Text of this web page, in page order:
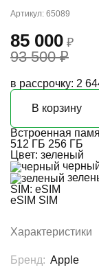
Артикул: 65089
85 000 ₽
93 500 ₽
в рассрочку: 2
В корзину
Встроенная
512 ГБ 256 ГБ
Цвет: зеленый
SIM: eSIM
eSIM SIM
Характеристики
Бренд: Apple